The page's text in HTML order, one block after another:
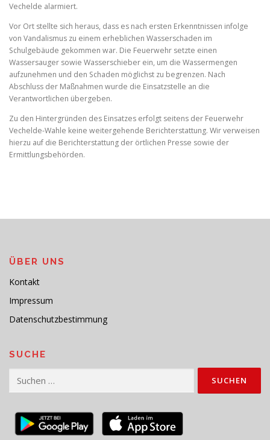
Vechelde alarmiert.
Vor Ort stellte sich heraus, dass es nach ersten Erkenntnissen infolge
von Vandalismus zu einem erheblichen Wasserschaden im
Schulgebäude gekommen war. Die Feuerwehr setzte einen
Wassersauger sowie Wasserschieber ein, um die Wassermengen
aufzunehmen und den Schaden möglichst zu begrenzen. Nach
Abschluss der Maßnahmen wurde die Einsatzstelle an die
Verantwortlichen übergeben.
Zu den Hintergründen des Einsatzes erfolgt seitens der Feuerwehr
Vechelde-Wahle keine weitergehende Berichterstattung. Wir verweisen
hierzu auf die Berichterstattung der örtlichen Presse sowie der
Ermittlungsbehörden.
ÜBER UNS
Kontakt
Impressum
Datenschutzbestimmung
SUCHE
Suchen